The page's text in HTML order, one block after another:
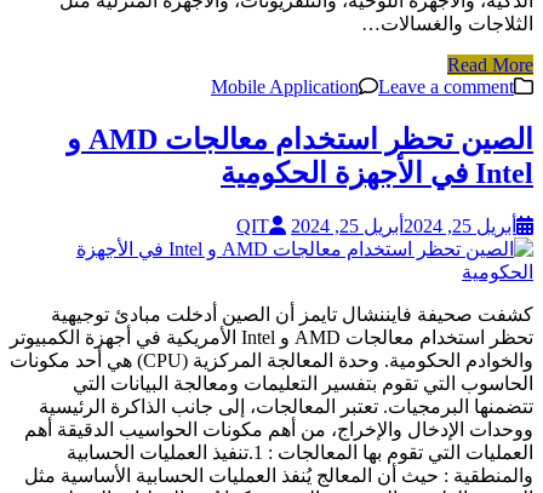
الثلاجات والغسالات…
Read More
Mobile Application
Leave a comment
الصين تحظر استخدام معالجات AMD و
Intel في الأجهزة الحكومية
أبريل 25, 2024 أبريل 25, 2024 QIT
كشفت صحيفة فايننشال تايمز أن الصين أدخلت مبادئ توجيهية
تحظر استخدام معالجات AMD و Intel الأمريكية في أجهزة الكمبيوتر
والخوادم الحكومية. وحدة المعالجة المركزية (CPU) هي أحد مكونات
الحاسوب التي تقوم بتفسير التعليمات ومعالجة البيانات التي
تتضمنها البرمجيات. تعتبر المعالجات، إلى جانب الذاكرة الرئيسية
ووحدات الإدخال والإخراج، من أهم مكونات الحواسيب الدقيقة أهم
العمليات التي تقوم بها المعالجات : 1.تنفيذ العمليات الحسابية
والمنطقية : حيث أن المعالج يُنفذ العمليات الحسابية الأساسية مثل